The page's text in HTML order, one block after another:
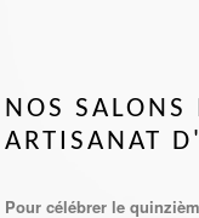
NOS SALONS
ARTISANAT
Pour célébrer le